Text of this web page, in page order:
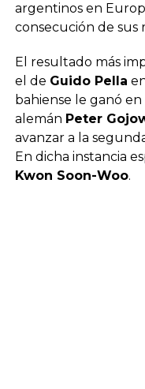
argentinos en
consecución de sus
El resultado más
el de Guido Pella
bahiense le ganó
alemán Peter
avanzar a la
En dicha instancia
Kwon Soon-Woo.